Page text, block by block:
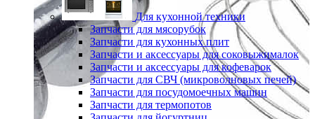
Для кухонной техники
Запчасти для мясорубок
Запчасти для кухонных плит
Запчасти и аксессуары для соковыжималок
Запчасти и аксессуары для кофеварок
Запчасти для СВЧ (микроволновых печей)
Запчасти для посудомоечных машин
Запчасти для термопотов